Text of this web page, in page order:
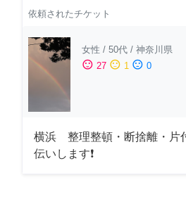
依頼されたチケット
女性 / 50代 / 神奈川県
sentiment_satisfied 27 sentiment_neutral 1 sentiment_dissatisfied 0
横浜 整理整頓・断捨離・片
伝いします❗